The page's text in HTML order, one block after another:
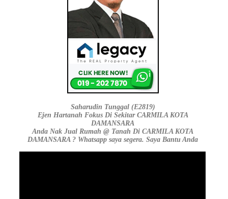
Saharudin Tunggal (E2819)
Ejen Hartanah Fokus Di Sekitar CARMILA KOTA
DAMANSARA
Anda Nak Jual Rumah @ Tanah Di CARMILA KOTA
DAMANSARA ? Whatsapp saya segera. Saya Bantu Anda